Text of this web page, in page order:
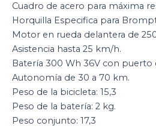
Cuadro de acero para máxima
Horquilla Especifica para
Motor en rueda delantera de
Asistencia hasta 25 km/h.
Batería 300 Wh 36V con puerto
Autonomía de 30 a 70 km.
Peso de la bicicleta: 15,3
Peso de la batería: 2 kg.
Peso conjunto: 17,3